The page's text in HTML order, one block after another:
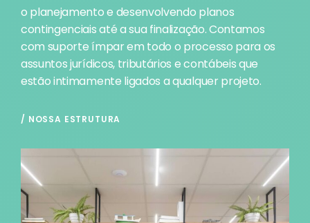
o planejamento e desenvolvendo planos
contingenciais até a sua finalização. Contamos
com suporte ímpar em todo o processo para os
assuntos jurídicos, tributários e contábeis que
estão intimamente ligados a qualquer projeto.
/ NOSSA ESTRUTURA